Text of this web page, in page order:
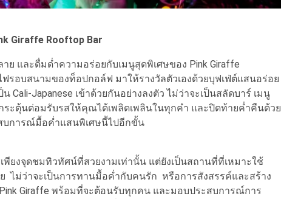
Giraffe Rooftop Bar
และดื่มด่ำความอร่อยกับเมนูสุดพิเศษของ Pink Giraffe
รอบสนามของท็อปกอล์ฟ มาให้รางวัลตัวเองด้วยบุฟเฟ่ต์แสนอร่อย
Cali-Japanese เข้าด้วยกันอย่างลงตัว ไม่ว่าจะเป็นสลัดบาร์ เมนู
ระตุ้นต่อมรับรสให้คุณได้เพลิดเพลินในทุกคำ และปิดท้ายค่ำคืนด้วย
บการณ์มื้อค่ำแสนพิเศษนี้ไปอีกขั้น
ยงจุดชมทิวทัศน์ที่สวยงามเท่านั้น แต่ยังเป็นสถานที่ที่เหมาะใช้
ไม่ว่าจะเป็นการทานมื้อค่ำกับคนรัก หรือการสังสรรค์และสร้าง
Giraffe พร้อมที่จะต้อนรับทุกคน และมอบประสบการณ์การ